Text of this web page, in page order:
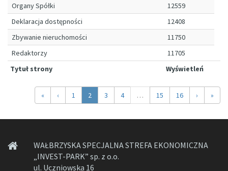
Tytuł strony Wyświetleń
Organy Spółki
12559
Deklaracja dostępności
12408
Zbywanie nieruchomości
11750
Redaktorzy
11705
«Previous
‹ 1 2 3 4 … 15 16 › »
WAŁBRZYSKA SPECJALNA STREFA EKONOMICZNA
„INVEST-PARK” sp. z o.o.
ul. Uczniowska 16